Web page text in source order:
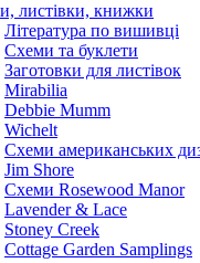
листівки, книжки
Література по вишивці
Схеми та буклети
Заготовки для листівок
Mirabilia
Debbie Mumm
Wichelt
Схеми американських
Jim Shore
Cхеми Rosewood Manor
Lavender & Lace
Stoney Creek
Cottage Garden Samplings